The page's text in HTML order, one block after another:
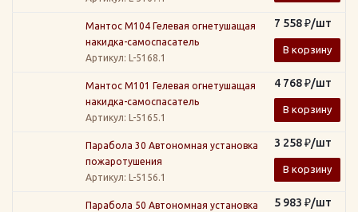
Мантос М104 Гелевая огнетушащая
накидка-самоспасатель
Артикул: L-5168.1
7 558₽/шт
В корзину
Мантос М101 Гелевая огнетушащая
накидка-самоспасатель
Артикул: L-5165.1
4 768₽/шт
В корзину
Парабола 30 Автономная установка
пожаротушения
Артикул: L-5156.1
3 258₽/шт
В корзину
Парабола 50 Автономная установка
5 983 ₽/шт